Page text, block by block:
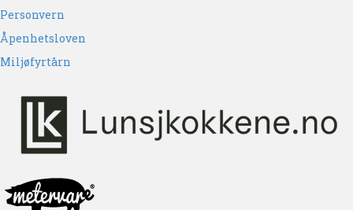
Personvern
Åpenhetsloven
Miljøfyrtårn